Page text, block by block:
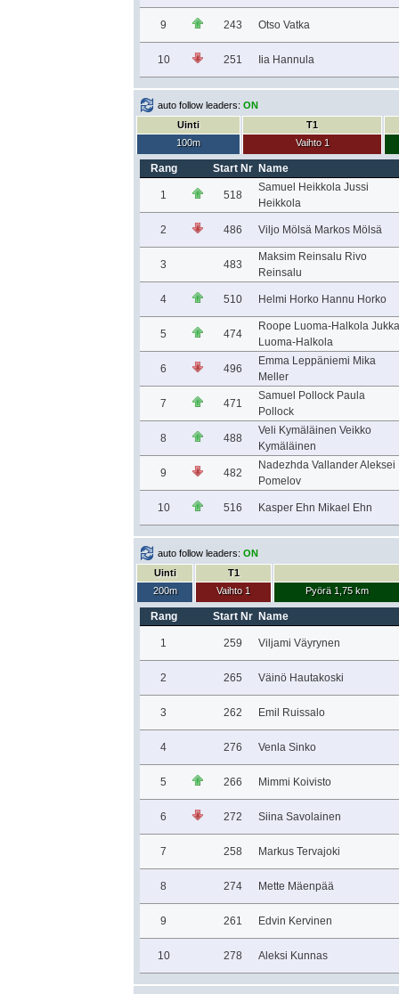
9 243 Otso Vatka
10 251 Iia Hannula
auto follow leaders: ON
Uinti
100m
T1
Vaihto 1
Rang Start Nr Name
1 518
Samuel Heikkola Jussi
Heikkola
2 486 Viljo Mölsä Markos Mölsä
3 483
Maksim Reinsalu Rivo
Reinsalu
4 510 Helmi Horko Hannu Horko
5 474
Roope Luoma-Halkola Jukka
Luoma-Halkola
6 496
Emma Leppäniemi Mika
Meller
7 471
Samuel Pollock Paula
Pollock
8 488
Veli Kymäläinen Veikko
Kymäläinen
9 482
Nadezhda Vallander Aleksei
Pomelov
10 516 Kasper Ehn Mikael Ehn
auto follow leaders: ON
Uinti
200m
T1
Vaihto 1
Pyörä 1,75 km
Rang Start Nr Name
1 259 Viljami Väyrynen
2 265 Väinö Hautakoski
3 262 Emil Ruissalo
4 276 Venla Sinko
5 266 Mimmi Koivisto
6 272 Siina Savolainen
7 258 Markus Tervajoki
8 274 Mette Mäenpää
9 261 Edvin Kervinen
10 278 Aleksi Kunnas